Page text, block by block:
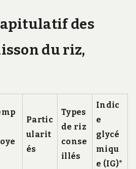
des
du riz,
Partic
ularit
és
Types
de riz
conse
illés
Indic
e
glycé
miqu
e (IG)*